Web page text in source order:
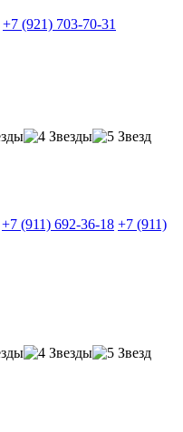
+7 (921) 703-70-31
+7 (911) 692-36-18 +7 (911)